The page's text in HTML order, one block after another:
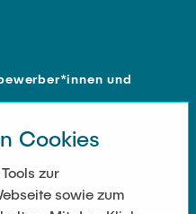
und
Cookies
zur
sowie zum